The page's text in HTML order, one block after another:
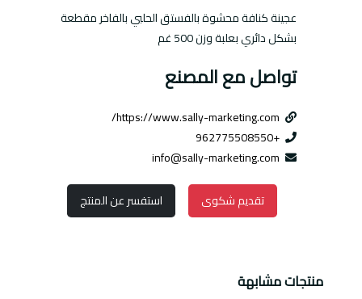
عجينة كنافة محشوة بالفستق الحلبي بالفاخر مقطعة
بشكل دائري بعلبة وزن 500 غم
تواصل مع المصنع
https://www.sally-marketing.com/
+962775508550
info@sally-marketing.com
استفسر عن المنتج تقديم شكوى
منتجات مشابهة